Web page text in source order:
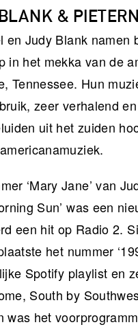
&
en Judy Blank namen
in het mekka van de
Tennessee. Hun
zeer verhalend
uit het zuiden
‘Mary Jane’ van
Sun’ was een
een hit op Radio 2.
het nummer
Spotify playlist en
South by
was het